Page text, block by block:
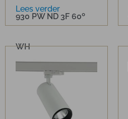
930 PW ND 3F 60º
WH
Lees verder